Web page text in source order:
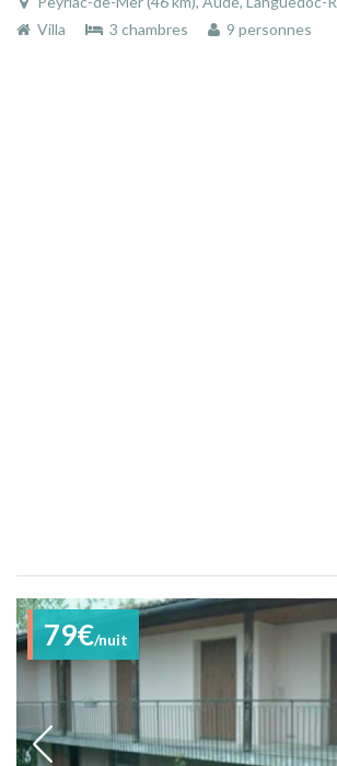
Villa
3 chambres 9 personnes
79€/nuit